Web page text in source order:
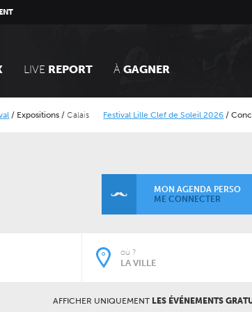
LIVE REPORT À GAGNER
/Calais Festival Lille Clef de Soleil 2026/Concerts/
MON AGENDA PERSO
ME CONNECTER
où ?
AFFICHER UNIQUEMENT LES ÉVÉNEMENTS